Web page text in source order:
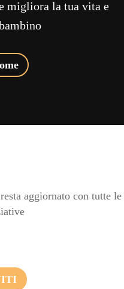
migliora la tua vita e
aggiornato con tutte le